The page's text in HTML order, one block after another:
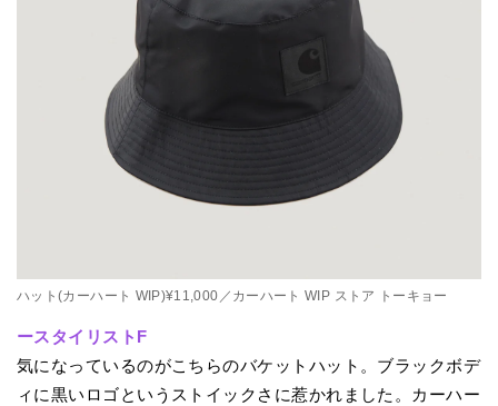
ハット(カーハート WIP)¥11,000／カーハート WIP ストア トーキョー
ースタイリストF
気になっているのがこちらのバケットハット。ブラックボデ
ィに黒いロゴというストイックさに惹かれました。カーハー